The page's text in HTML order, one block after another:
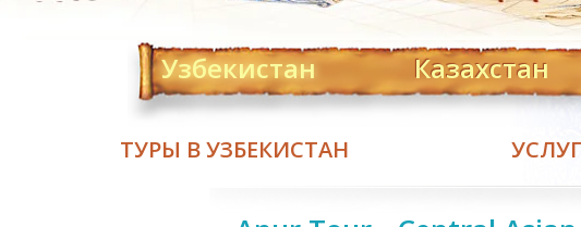
Узбекистан Казахстан
ТУРЫ В УЗБЕКИСТАН